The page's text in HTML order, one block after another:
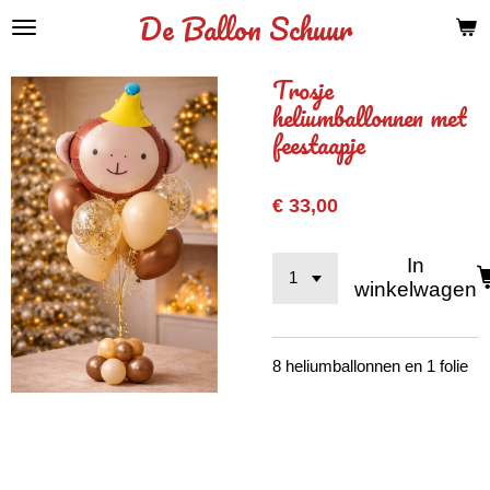
Ga
de
hoofdinhoud
De Ballon Schuur
Trosje
heliumballonnen met
feestaapje
€ 33,00
In
winkelwagen
8 heliumballonnen en 1 folie